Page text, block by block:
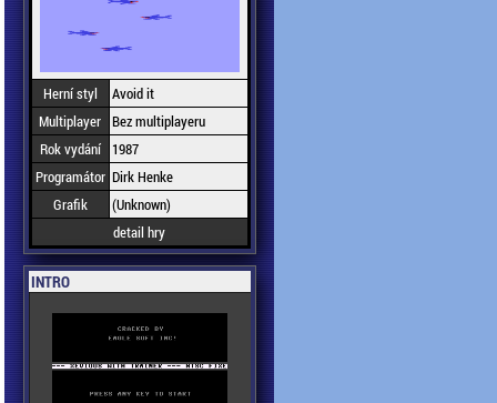
Herní styl
Avoid it
Multiplayer Bez multiplayeru
Rok vydání
1987
Programátor Dirk Henke
Grafik
(Unknown)
detail hry
INTRO